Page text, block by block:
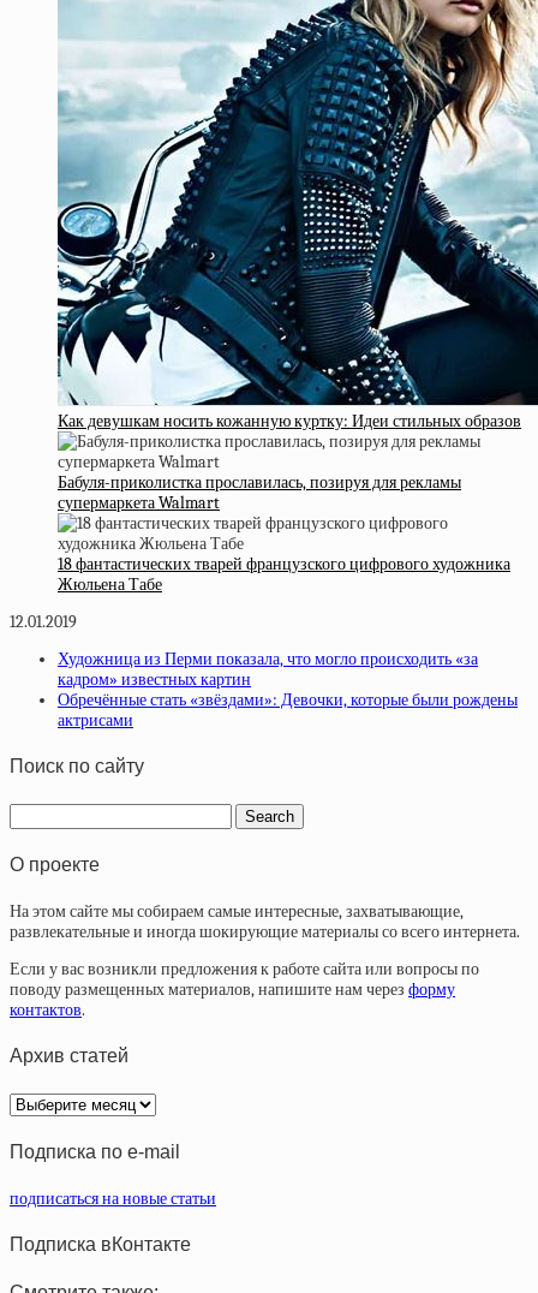
Как девушкам носить кожанную куртку: Идеи стильных образов
Бабуля-приколистка прославилась, позируя для рекламы
супермаркета Walmart
18 фантастических тварей французского цифрового художника
Жюльена Табе
12.01.2019
Художница из Перми показала, что могло происходить «за
кадром» известных картин
Обречённые стать «звёздами»: Девочки, которые были рождены
актрисами
Поиск по сайту
О проекте
На этом сайте мы собираем самые интересные, захватывающие,
развлекательные и иногда шокирующие материалы со всего интернета.
Если у вас возникли предложения к работе сайта или вопросы по
поводу размещенных материалов, напишите нам через форму
контактов.
Архив статей
Архив
статей
Подписка по e-mail
подписаться на новые статьи
Подписка вКонтакте